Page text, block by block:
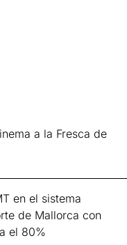
a la Fresca de
en el sistema
de Mallorca con
el 80%